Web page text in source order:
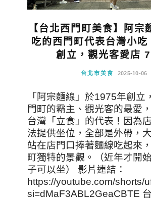
【台北西門町美食】阿宗
吃的西門町代表台灣小
創立，觀光客愛店
台北市美食 2025-10-06
「阿宗麵線」於1975年創立
門町的霸主、觀光客的最愛
台灣「立食」的代表！因為
法提供坐位，全部是外帶，
站在店門口捧著麵線吃起來
町獨特的景觀。（近年才開
子可以坐） 影片連結：
https://youtube.com/shorts/
si=dMaF3ABL2GeaCBTE